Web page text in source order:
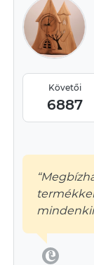
Követői
6887